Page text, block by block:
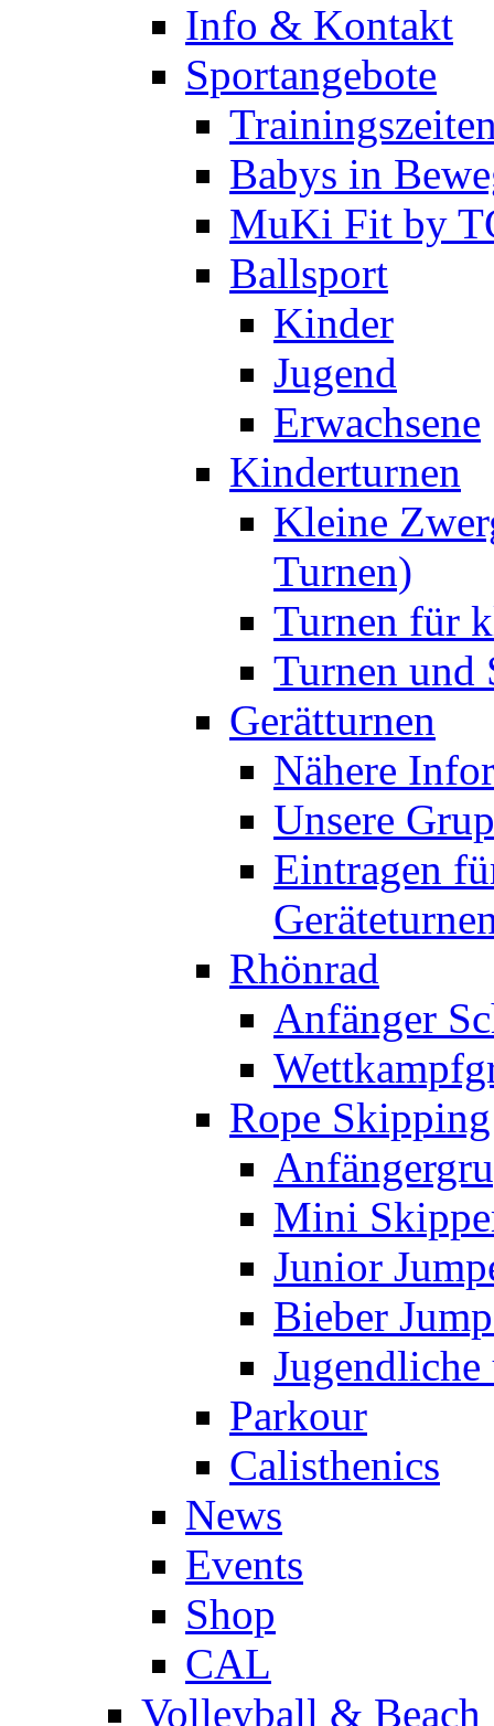
Info & Kontakt
Sportangebote
Babys in
MuKi Fit by
Ballsport
Kinder
Jugend
Erwachsene
Kinderturnen
Kleine
Turnen)
Turnen für
Turnen und
Gerätturnen
Nähere
Unsere
Eintragen
Rhönrad
Anfänger
Rope Skipping
Mini
Junior
Bieber
Jugendliche
Parkour
Calisthenics
News
Events
Shop
CAL
Volleyball & Beach